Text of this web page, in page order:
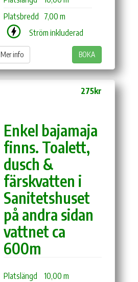
Platsbredd
7,00 m
Ström inkluderad
Mer info BOKA
275kr
Enkel bajamaja
finns. Toalett,
dusch &
färskvatten i
Sanitetshuset
på andra sidan
vattnet ca
600m
Platslängd
10,00 m